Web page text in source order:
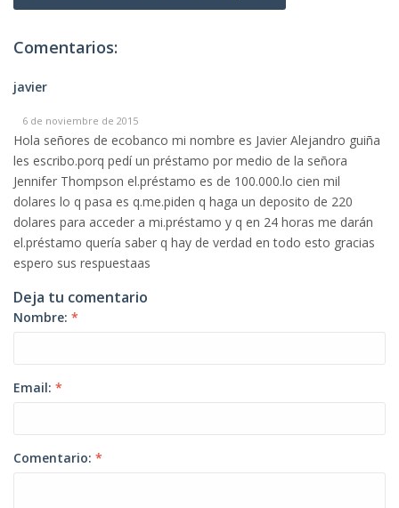
Comentarios:
javier
6 de noviembre de 2015
Hola señores de ecobanco mi nombre es Javier Alejandro guiña
les escribo.porq pedí un préstamo por medio de la señora
Jennifer Thompson el.préstamo es de 100.000.lo cien mil
dolares lo q pasa es q.me.piden q haga un deposito de 220
dolares para acceder a mi.préstamo y q en 24 horas me darán
el.préstamo quería saber q hay de verdad en todo esto gracias
espero sus respuestaas
Deja tu comentario
Nombre: *
Email: *
Comentario: *